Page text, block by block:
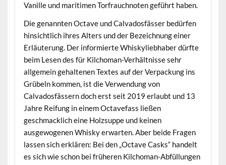
Vanille und maritimen Torfrauchnoten geführt haben.
Die genannten Octave und Calvadosfässer bedürfen
hinsichtlich ihres Alters und der Bezeichnung einer
Erläuterung. Der informierte Whiskyliebhaber dürfte
beim Lesen des für Kilchoman-Verhältnisse sehr
allgemein gehaltenen Textes auf der Verpackung ins
Grübeln kommen, ist die Verwendung von
Calvadosfässern doch erst seit 2019 erlaubt und 13
Jahre Reifung in einem Octavefass ließen
geschmacklich eine Holzsuppe und keinen
ausgewogenen Whisky erwarten. Aber beide Fragen
lassen sich erklären: Bei den „Octave Casks“ handelt
es sich wie schon bei früheren Kilchoman-Abfüllungen